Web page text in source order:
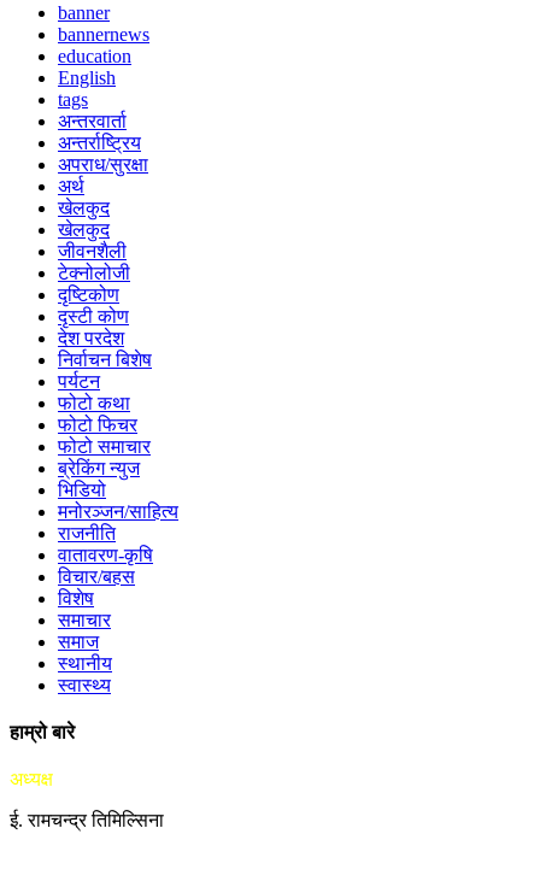
banner
bannernews
education
English
tags
अन्तरवार्ता
अन्तर्राष्ट्रिय
अपराध/सुरक्षा
अर्थ
खेलकुद
खेलकुद
जीवनशैली
टेक्नोलोजी
दृष्टिकोण
दृस्टी कोण
देश परदेश
निर्वाचन बिशेष
पर्यटन
फोटो कथा
फोटो फिचर
फोटो समाचार
ब्रेकिंग न्युज
भिडियो
मनोरञ्जन/साहित्य
राजनीति
वातावरण-कृषि
विचार/बहस
विशेष
समाचार
समाज
स्थानीय
स्वास्थ्य
हाम्रो बारे
अध्यक्ष
ई. रामचन्द्र तिमिल्सिना